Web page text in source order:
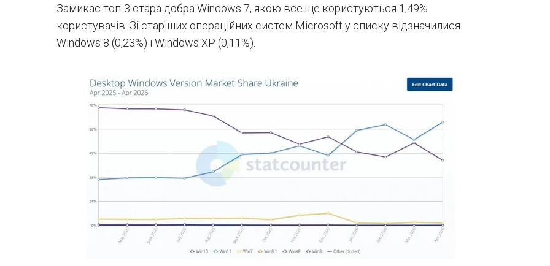
Замикає топ-3 стара добра Windows 7, якою все ще користуються 1,49%
користувачів. Зі старіших операційних систем Microsoft у списку відзначилися
Windows 8 (0,23%) і Windows XP (0,11%).